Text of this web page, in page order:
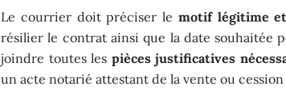
Le courrier doit préciser le motif légitime
résilier le contrat ainsi que la date souhaitée
joindre toutes les pièces justificatives
un acte notarié attestant de la vente ou